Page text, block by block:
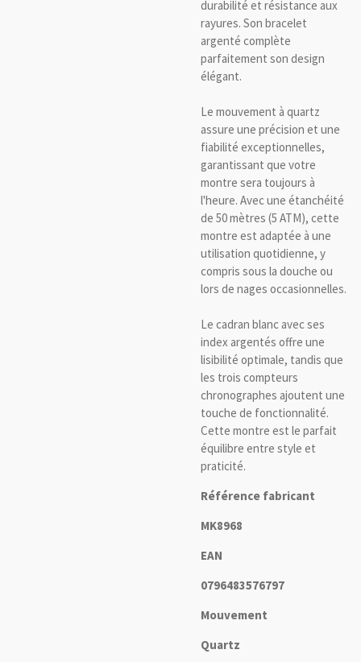
durabilité et résistance aux
rayures. Son bracelet
argenté complète
parfaitement son design
élégant.
Le mouvement à quartz
assure une précision et une
fiabilité exceptionnelles,
garantissant que votre
montre sera toujours à
l'heure. Avec une étanchéité
de 50 mètres (5 ATM), cette
montre est adaptée à une
utilisation quotidienne, y
compris sous la douche ou
lors de nages occasionnelles.
Le cadran blanc avec ses
index argentés offre une
lisibilité optimale, tandis que
les trois compteurs
chronographes ajoutent une
touche de fonctionnalité.
Cette montre est le parfait
équilibre entre style et
praticité.
Référence fabricant
MK8968
EAN
0796483576797
Mouvement
Quartz